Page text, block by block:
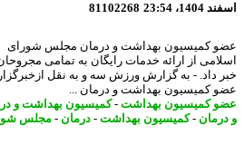
23:54
81102268
کمیسیون بهداشت و درمان مجلس شورای
از ارائه خدمات رایگان به تمامی مجروحان
داد. - به گزارش ورزش سه و به نقل ازخبرگزاری
کمیسیون بهداشت و درمان ...
کمیسیون بهداشت -کمیسیون بهداشت و
-کمیسیون بهداشت -درمان -مجلس شورای